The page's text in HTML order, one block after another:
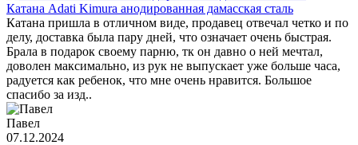
Катана Adati Kimura анодированная дамасская сталь
Катана пришла в отличном виде, продавец отвечал четко и по
делу, доставка была пару дней, что означает очень быстрая.
Брала в подарок своему парню, тк он давно о ней мечтал,
доволен максимально, из рук не выпускает уже больше часа,
радуется как ребенок, что мне очень нравится. Большое
спасибо за изд..
Павел
07.12.2024